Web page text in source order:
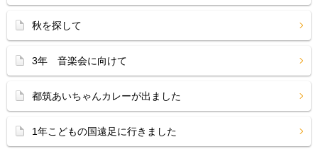
秋を探して
3年 音楽会に向けて
都筑あいちゃんカレーが出ました
1年こどもの国遠足に行きました